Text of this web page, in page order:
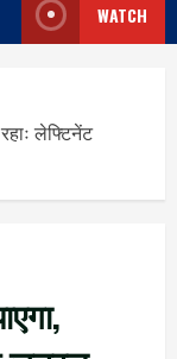
WATCH
लेफ्टिनेंट